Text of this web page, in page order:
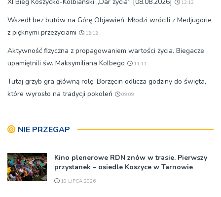
12:12
Wszedł bez butów na Górę Objawień. Młodzi wrócili z Medjugorie
z pięknymi przeżyciami
12:12
Aktywność fizyczna z propagowaniem wartości życia. Biegacze
upamiętnili św. Maksymiliana Kolbego
11:11
Tutaj grzyb gra główną rolę. Borzęcin odlicza godziny do święta,
które wyrosło na tradycji pokoleń
09:09
NIE PRZEGAP
Kino plenerowe RDN znów w trasie. Pierwszy
przystanek – osiedle Koszyce w Tarnowie
10 LIPCA 2026